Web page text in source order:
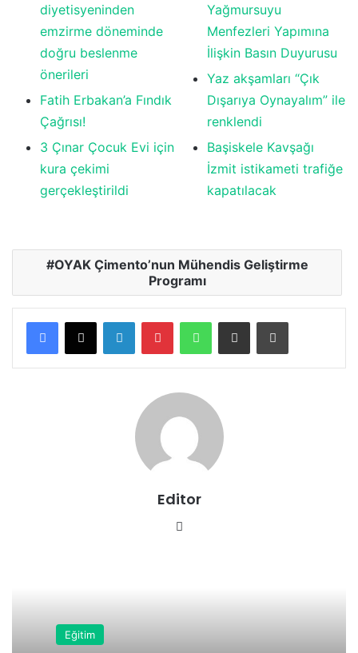
diyetisyeninden
emzirme döneminde
doğru beslenme
önerileri
Fatih Erbakan’a Fındık
Çağrısı!
3 Çınar Çocuk Evi için
kura çekimi
gerçekleştirildi
Yağmursuyu
Menfezleri Yapımına
İlişkin Basın Duyurusu
Yaz akşamları “Çık
Dışarıya Oynayalım” ile
renklendi
Başiskele Kavşağı
İzmit istikameti trafiğe
kapatılacak
OYAK Çimento’nun Mühendis Geliştirme
Programı
Editor
Eğitim